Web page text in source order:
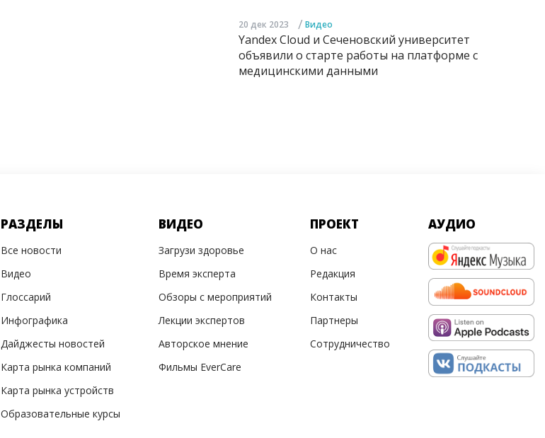
20 дек 2023 / Видео
Yandex Cloud и Сеченовский университет
объявили о старте работы на платформе с
медицинскими данными
РАЗДЕЛЫ
Все новости
Видео
Глоссарий
Инфографика
Дайджесты новостей
Карта рынка компаний
Карта рынка устройств
Образовательные курсы
ВИДЕО
Загрузи здоровье
Время эксперта
Обзоры с мероприятий
Лекции экспертов
Авторское мнение
Фильмы EverCare
ПРОЕКТ
О нас
Редакция
Контакты
Партнеры
Сотрудничество
АУДИО